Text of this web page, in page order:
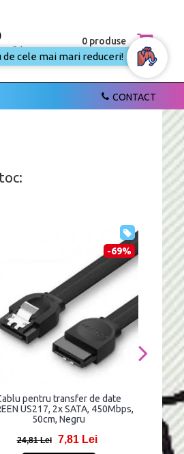
te
0 produse
CONTACT
-69%
pentru transfer de date
US217, 2x SATA, 450Mbps,
50cm, Negru
24,81 Lei 7,81 Lei
cele mai mari reduceri!